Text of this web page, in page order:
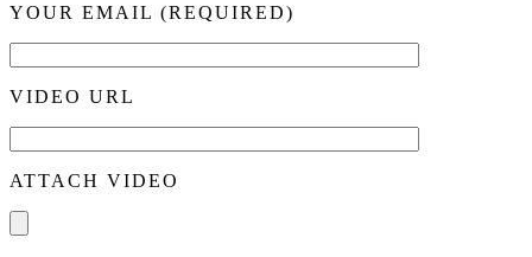
YOUR EMAIL (REQUIRED)
VIDEO URL
ATTACH VIDEO